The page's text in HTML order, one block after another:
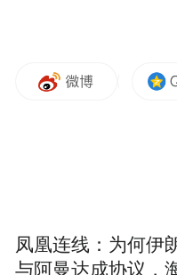
精彩节目轮番登场。
演。
音乐主题线路，
红色资源、古色文
凤凰连线：为何伊
与阿曼达成协议，